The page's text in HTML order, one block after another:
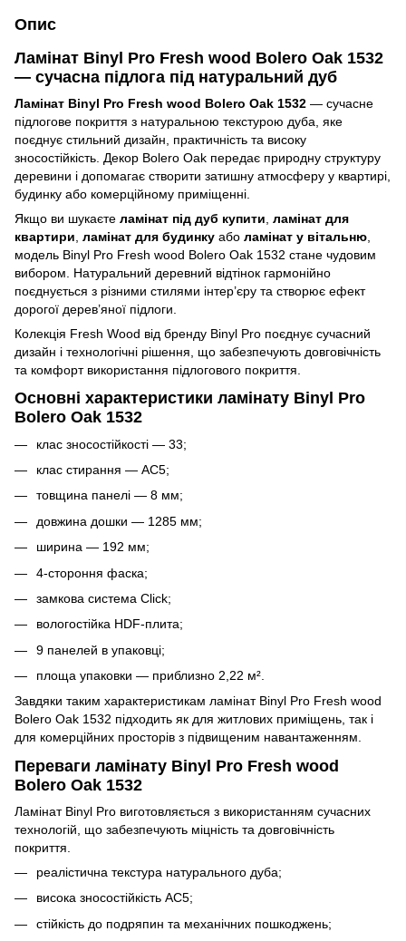
Опис
Ламінат Binyl Pro Fresh wood Bolero Oak 1532
— сучасна підлога під натуральний дуб
Ламінат Binyl Pro Fresh wood Bolero Oak 1532 — сучасне
підлогове покриття з натуральною текстурою дуба, яке
поєднує стильний дизайн, практичність та високу
зносостійкість. Декор Bolero Oak передає природну структуру
деревини і допомагає створити затишну атмосферу у квартирі,
будинку або комерційному приміщенні.
Якщо ви шукаєте ламінат під дуб купити ламінат для
квартири ламінат для будинку або ламінат у вітальню
модель Binyl Pro Fresh wood Bolero Oak 1532 стане чудовим
вибором. Натуральний деревний відтінок гармонійно
поєднується з різними стилями інтер’єру та створює ефект
дорогої дерев’яної підлоги.
Колекція Fresh Wood від бренду Binyl Pro поєднує сучасний
дизайн і технологічні рішення, що забезпечують довговічність
та комфорт використання підлогового покриття.
Основні характеристики ламінату Binyl Pro
Bolero Oak 1532
клас зносостійкості — 33;
клас стирання — AC5;
товщина панелі — 8 мм;
довжина дошки — 1285 мм;
ширина — 192 мм;
4-стороння фаска;
замкова система Click;
вологостійка HDF-плита;
9 панелей в упаковці;
площа упаковки — приблизно 2,22 м².
Завдяки таким характеристикам ламінат Binyl Pro Fresh wood
Bolero Oak 1532 підходить як для житлових приміщень, так і
для комерційних просторів з підвищеним навантаженням.
Переваги ламінату Binyl Pro Fresh wood
Bolero Oak 1532
Ламінат Binyl Pro виготовляється з використанням сучасних
технологій, що забезпечують міцність та довговічність
покриття.
реалістична текстура натурального дуба;
висока зносостійкість AC5;
стійкість до подряпин та механічних пошкоджень;